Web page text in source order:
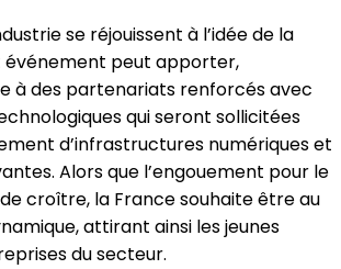
se réjouissent à l’idée de la
peut apporter,
à des partenariats renforcés avec
qui seront sollicitées
d’infrastructures numériques et
Alors que l’engouement pour le
croître, la France souhaite être au
attirant ainsi les jeunes
du secteur.